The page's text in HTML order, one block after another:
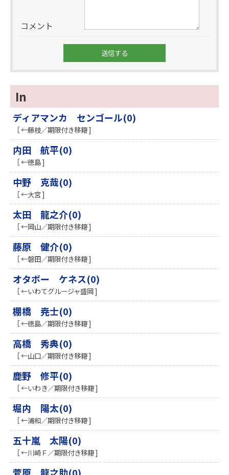
コメント
In
ディアマンカ センゴール(0)
［ ←藤枝／期限付き移籍 ]
内田 航平(0)
［ ←徳島 ]
中野 克哉(0)
［ ←大宮 ]
太田 龍之介(0)
［ ←岡山／期限付き移籍 ]
藤原 健介(0)
［ ←磐田／期限付き移籍 ]
​​オタボー ケネス(0)
［ ←いわてグルージャ盛岡 ]
棚橋 尭士(0)
［ ←徳島／期限付き移籍 ]
高橋 秀典(0)
［ ←山口／期限付き移籍 ]
鹿野 修平(0)
［ ←いわき／期限付き移籍 ]
堀内 陽太(0)
［ ←浦和／期限付き移籍 ]
五十嵐 太陽(0)
［ ←川崎Ｆ／期限付き移籍 ]